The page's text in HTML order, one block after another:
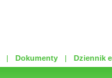
Dokumenty Dziennik